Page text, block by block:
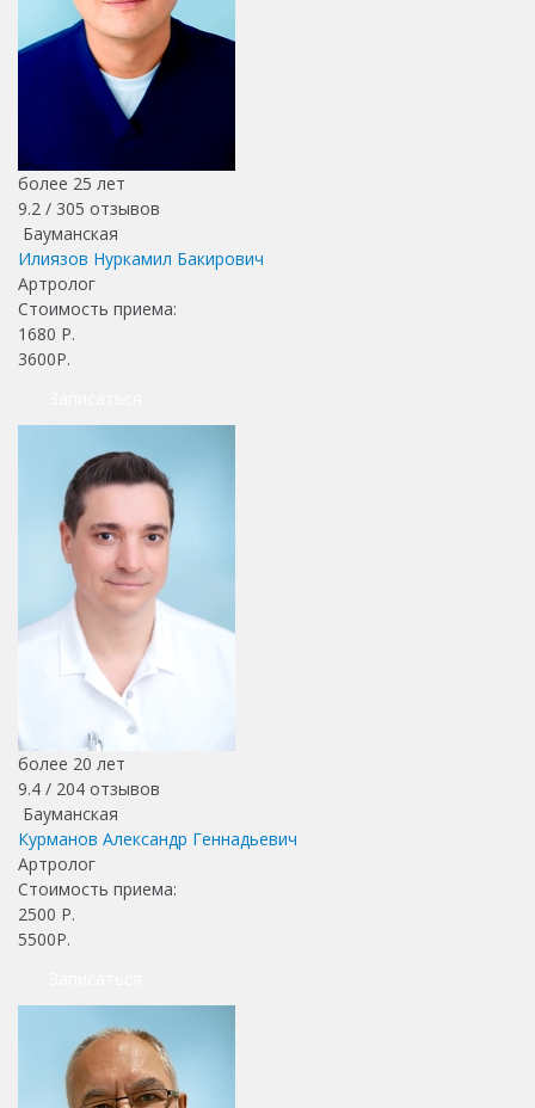
более 25 лет
9.2 / 305 отзывов
Бауманская
Илиязов Нуркамил Бакирович
Артролог
Стоимость приема:
1680 Р.
3600Р.
более 20 лет
9.4 / 204 отзывов
Бауманская
Курманов Александр Геннадьевич
Артролог
Стоимость приема:
2500 Р.
5500Р.